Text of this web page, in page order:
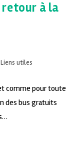
retour à la
Liens utiles
comme pour toute
des bus gratuits